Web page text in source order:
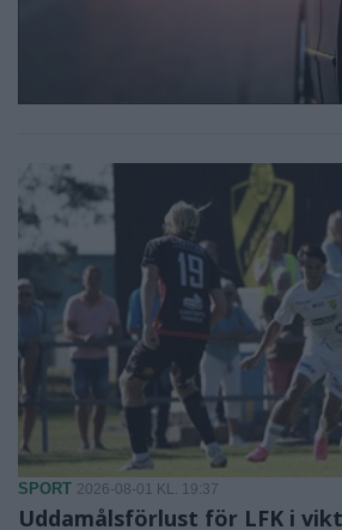
SPORT 2026-08-01 KL. 19:37
Uddamålsförlust för LFK i